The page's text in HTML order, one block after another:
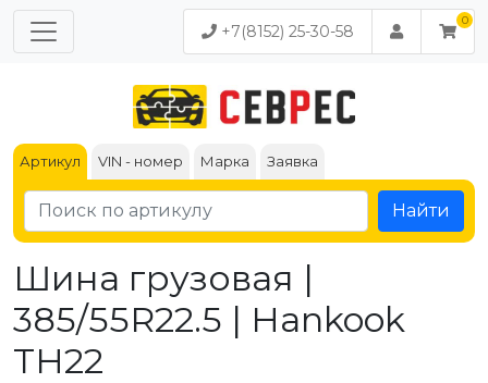
+7(8152) 25-30-58
Артикул VIN - номер Марка Заявка
Найти
Шина грузовая |
385/55R22.5 | Hankook
TH22